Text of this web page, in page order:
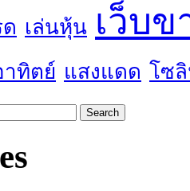
ด เล่นหุ้น เว็บข
าทิตย์ แสงแดด โซ